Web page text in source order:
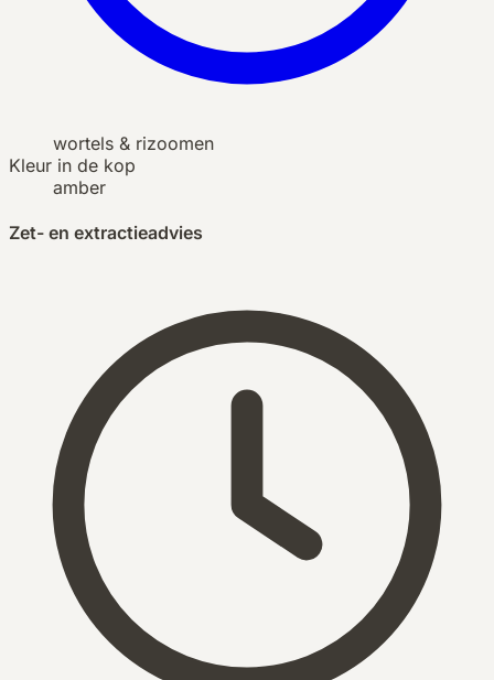
wortels & rizoomen
Kleur in de kop
amber
Zet- en extractieadvies